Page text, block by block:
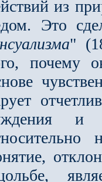
из
Это
"
почему
и